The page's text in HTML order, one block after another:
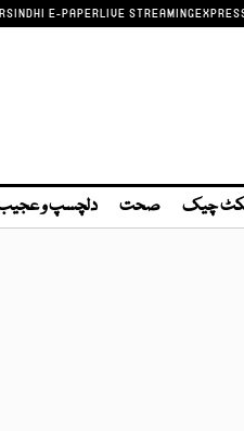
SINDHI E-PAPERLIVE STREAMING
چیک صحت دلچسپ و